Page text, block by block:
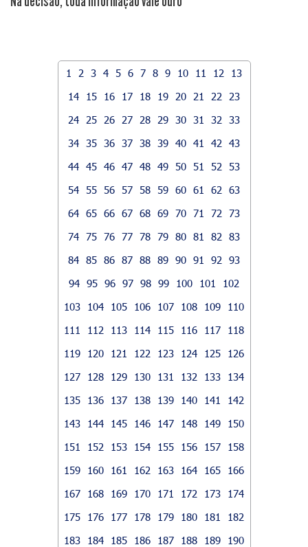
1 2 3 4 5 6 7 8 9 10 11 12
13
14
15 16 17 18 19 20 21 22
23
24
25 26 27 28 29 30 31 32
33
34 35 36 37 38 39 40 41 42
43
44 45 46 47 48 49 50 51 52
53
54 55 56 57 58 59 60 61 62
63
64 65 66 67 68 69 70 71 72
73
74 75 76 77 78 79 80 81 82
83
84 85 86 87 88 89 90 91 92
93
94 95 96 97 98 99 100 101
102
103
104 105 106 107 108 109
110
111
112 113 114 115 116 117
118
119
120 121 122 123 124 125
126
127
128 129 130 131 132 133
134
135
136 137 138 139 140 141
142
143
144 145 146 147 148 149
150
151
152 153 154 155 156 157
158
159
160 161 162 163 164 165
166
167
168 169 170 171 172 173
174
175
176 177 178 179 180 181
182
183
184 185 186 187 188 189
190